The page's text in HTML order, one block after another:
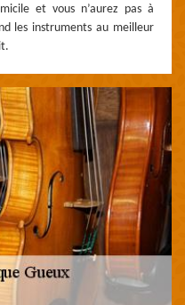
et vous n’aurez pas à
les instruments au meilleur